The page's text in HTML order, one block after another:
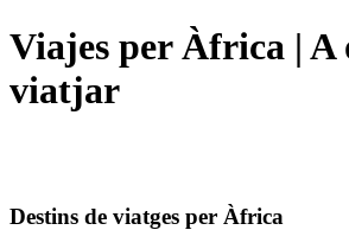
Viajes per Àfrica | A
viatjar
Destins de viatges per Àfrica